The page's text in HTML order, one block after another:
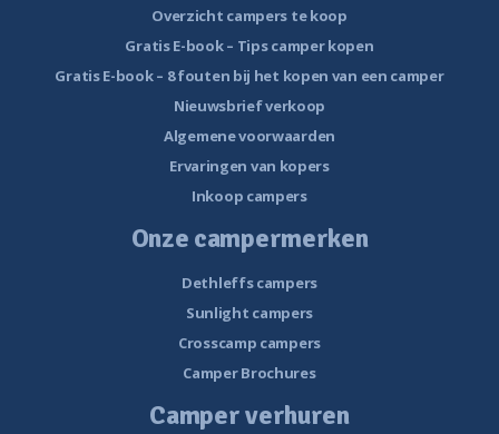
Overzicht campers te koop
Gratis E-book – Tips camper kopen
Gratis E-book – 8 fouten bij het kopen van een camper
Nieuwsbrief verkoop
Algemene voorwaarden
Ervaringen van kopers
Inkoop campers
Onze campermerken
Dethleffs campers
Sunlight campers
Crosscamp campers
Camper Brochures
Camper verhuren